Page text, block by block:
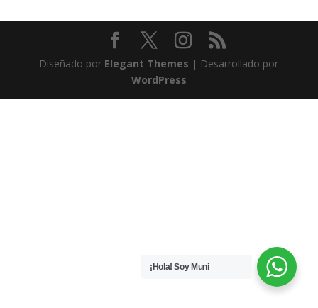
Diseñado por Elegant Themes | Desarrollado por
WordPress
¡Hola! Soy Muni